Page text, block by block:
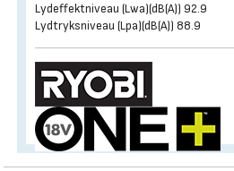
Lydeffektniveau (Lwa)(dB(A)) 92.9
Lydtryksniveau (Lpa)(dB(A)) 88.9